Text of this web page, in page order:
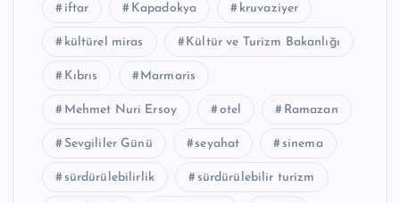
iftar Kapadokya kruvaziyer
kültürel miras Kültür ve Turizm Bakanlığı
Kıbrıs Marmaris
Mehmet Nuri Ersoy otel Ramazan
Sevgililer Günü seyahat sinema
sürdürülebilirlik sürdürülebilir turizm